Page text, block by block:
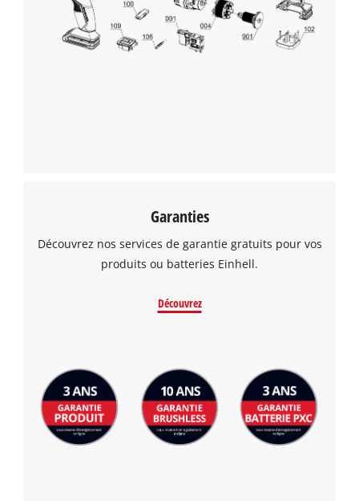
Garanties
Découvrez nos services de garantie gratuits pour vos
produits ou batteries Einhell.
Découvrez